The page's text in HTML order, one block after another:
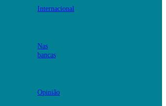
Internacional
Nas
bancas
Opinião